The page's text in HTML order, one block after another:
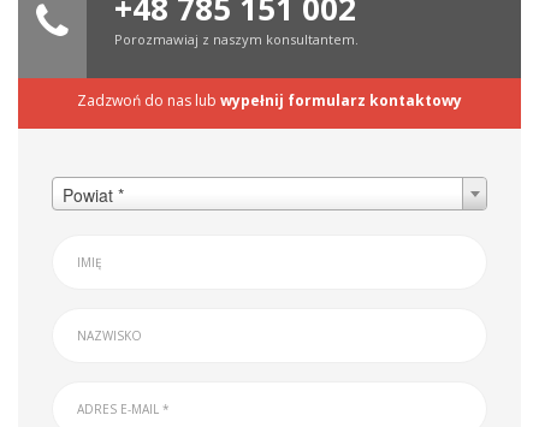
Porozmawiaj z naszym konsultantem.
Zadzwoń do nas lub wypełnij formularz kontaktowy
Powiat *